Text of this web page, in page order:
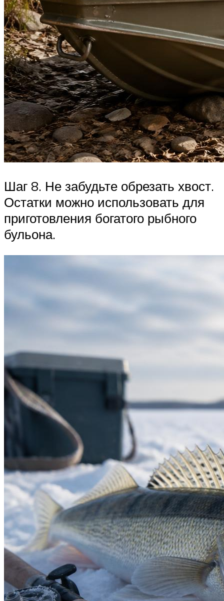
Шаг 8. Не забудьте обрезать хвост.
Остатки можно использовать для
приготовления богатого рыбного
бульона.